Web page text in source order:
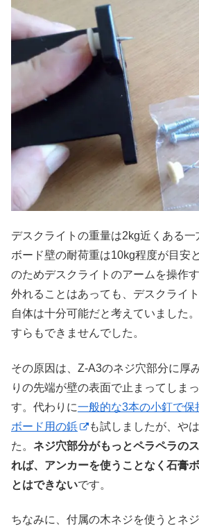
デスクライトの重量は2kg近くある
ボード壁の耐荷重は10kg程度が目安
のためデスクライトのアームを操作
外れることはあっても、デスクライ
自体は十分可能だと考えていました
すらもできませんでした。
その原因は、Z-A3のネジ穴部分に厚
りの先端が壁の表面で止まってしま
す。代わりに一般的な3本の小釘で保
ボード用の鋲
も試しましたが、や
た。 ネジ穴部分がもっとペラペラの
れば、アンカーを使うことなく石膏
とはできないです。
ちなみに、付属の木ネジを使うとネ